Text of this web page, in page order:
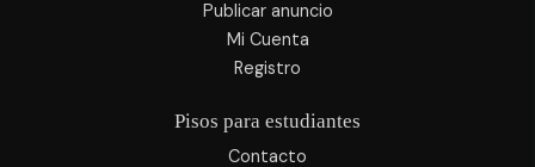
Publicar anuncio
Mi Cuenta
Registro
Pisos para estudiantes
Contacto